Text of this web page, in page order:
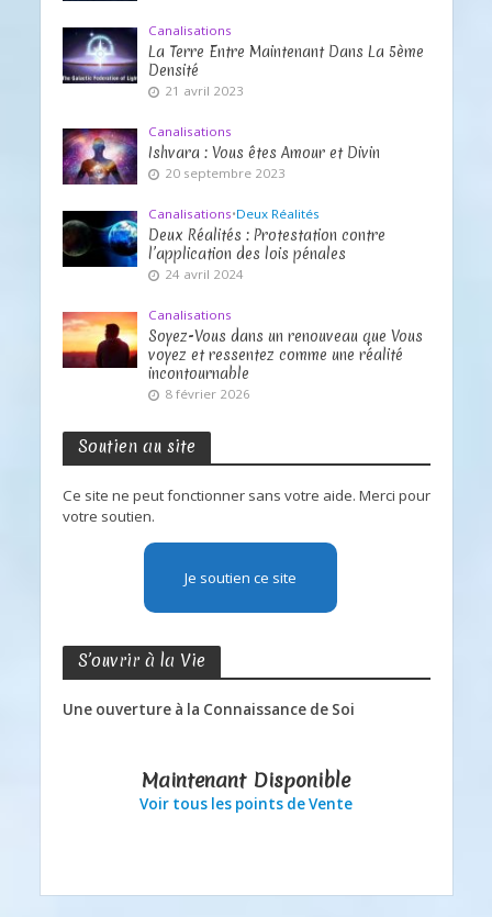
Canalisations
La Terre Entre Maintenant Dans La 5ème
Densité
21 avril 2023
Canalisations
Ishvara : Vous êtes Amour et Divin
20 septembre 2023
Canalisations•Deux Réalités
Deux Réalités : Protestation contre
l’application des lois pénales
24 avril 2024
Canalisations
Soyez-Vous dans un renouveau que Vous
voyez et ressentez comme une réalité
incontournable
8 février 2026
Soutien au site
Ce site ne peut fonctionner sans votre aide. Merci pour
votre soutien.
Je soutien ce site
S’ouvrir à la Vie
Une ouverture à la Connaissance de Soi
Maintenant Disponible
Voir tous les points de Vente